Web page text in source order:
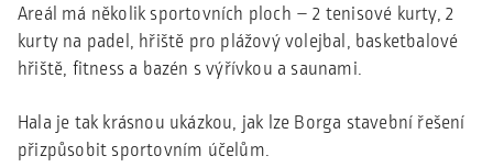
Areál má několik sportovních ploch – 2 tenisové kurty, 2
kurty na padel, hřiště pro plážový volejbal, basketbalové
hřiště, fitness a bazén s výřívkou a saunami.
Hala je tak krásnou ukázkou, jak lze Borga stavební řešení
přizpůsobit sportovním účelům.